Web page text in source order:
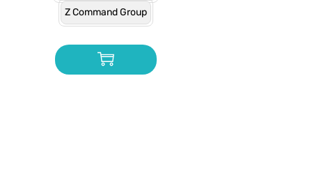
Z Command Group